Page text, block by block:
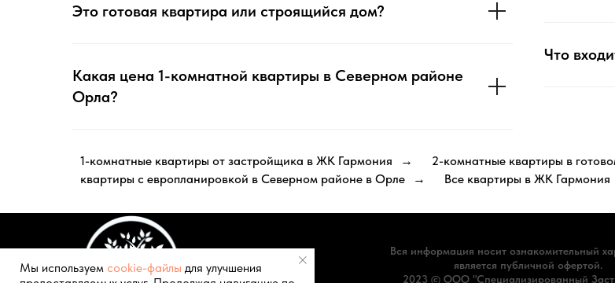
Это готовая квартира или строящийся дом?
Какая цена 1-комнатной квартиры в Северном районе
Орла?
Что
1-комнатные квартиры от застройщика в ЖК Гармония → 2-комнатные квартиры в
квартиры с европланировкой в Северном районе в Орле → Все квартиры в ЖК Гармония
Вся информация носит ознакомительный
является публичной офертой.
2023 © ООО "Специализированный
Мы используем cookie-файлы для улучшения